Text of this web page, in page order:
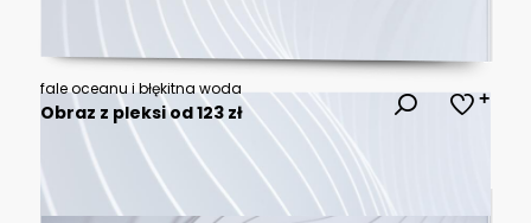
fale oceanu i błękitna woda
Obraz z pleksi od 123 zł